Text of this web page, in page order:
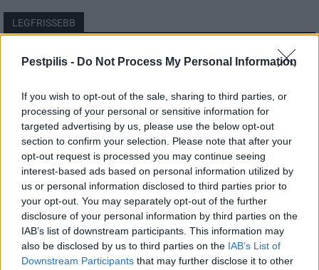
Pestpilis - Do Not Process My Personal Information
If you wish to opt-out of the sale, sharing to third parties, or
processing of your personal or sensitive information for
targeted advertising by us, please use the below opt-out
section to confirm your selection. Please note that after your
opt-out request is processed you may continue seeing
interest-based ads based on personal information utilized by
us or personal information disclosed to third parties prior to
your opt-out. You may separately opt-out of the further
disclosure of your personal information by third parties on the
IAB’s list of downstream participants. This information may
also be disclosed by us to third parties on the IAB’s List of
Downstream Participants that may further disclose it to other
LEGFRISSEBB
Országos
Szakirányú továbbképzésekkel segíti
a Gál Ferenc Egyetem
Országos
A lakosságra is fontos szerep hárul a
szúnyoginvázió elkerülésében
Országos
Itt az ÉVOSZ megoldása a hőhullámok és
az energiakrízis kezelésére